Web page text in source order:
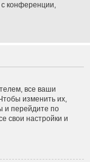
конференции,
все ваши
изменить их,
и перейдите по
свои настройки и